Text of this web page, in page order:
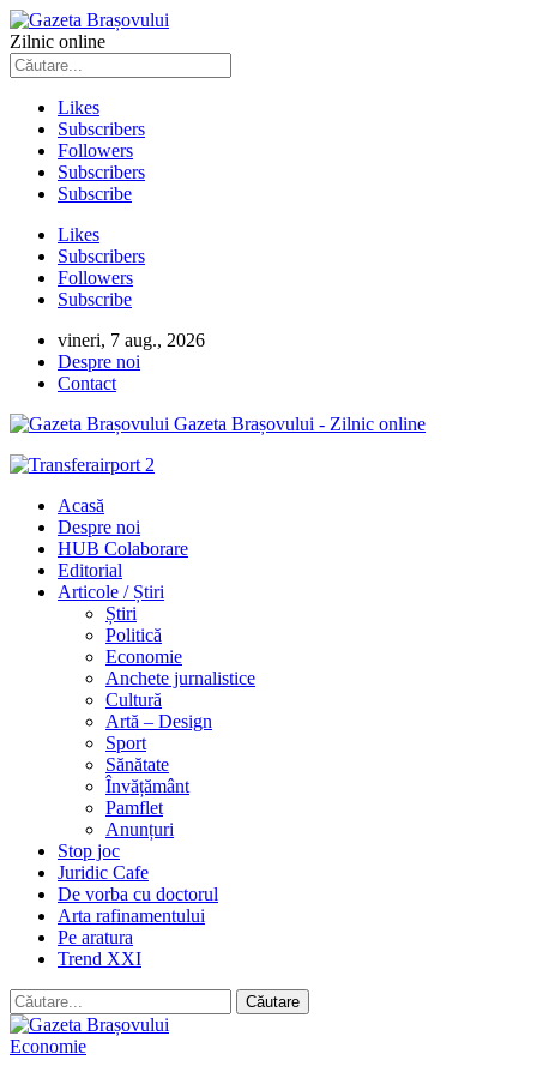
Zilnic online
Likes
Subscribers
Followers
Subscribers
Subscribe
Likes
Subscribers
Followers
Subscribe
vineri, 7 aug., 2026
Despre noi
Contact
Gazeta Brașovului - Zilnic online
Acasă
Despre noi
HUB Colaborare
Editorial
Articole / Știri
Știri
Politică
Economie
Anchete jurnalistice
Cultură
Artă – Design
Sport
Sănătate
Învățământ
Pamflet
Anunțuri
Stop joc
Juridic Cafe
De vorba cu doctorul
Arta rafinamentului
Pe aratura
Trend XXI
Economie